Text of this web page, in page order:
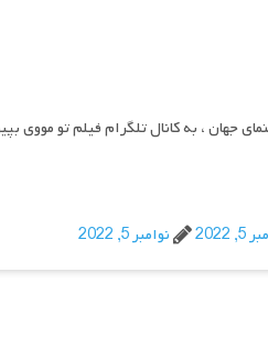
جهان ، به کانال تلگرام فیلم تو مووی
2022 نوامبر 5, 2022